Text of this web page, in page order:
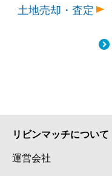
土地売却・査定
リビンマッチについて
運営会社